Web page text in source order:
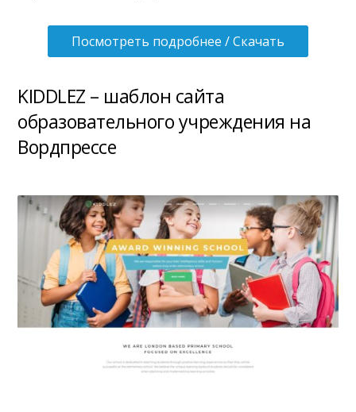
Посмотреть подробнее / Скачать
KIDDLEZ – шаблон сайта
образовательного учреждения на
Вордпрессе